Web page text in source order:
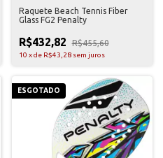
Raquete Beach Tennis Fiber
Glass FG2 Penalty
R$432,82 R$455,60
10 xde R$43,28 sem juros
ESGOTADO